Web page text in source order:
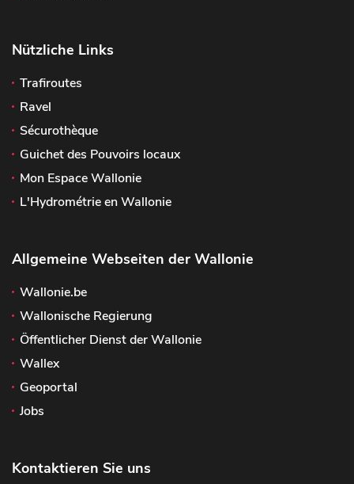
Nützliche Links
Trafiroutes
Ravel
Sécurothèque
Guichet des Pouvoirs locaux
Mon Espace Wallonie
L'Hydrométrie en Wallonie
Allgemeine Webseiten der Wallonie
Wallonie.be
Wallonische Regierung
Öffentlicher Dienst der Wallonie
Wallex
Geoportal
Jobs
Kontaktieren Sie uns